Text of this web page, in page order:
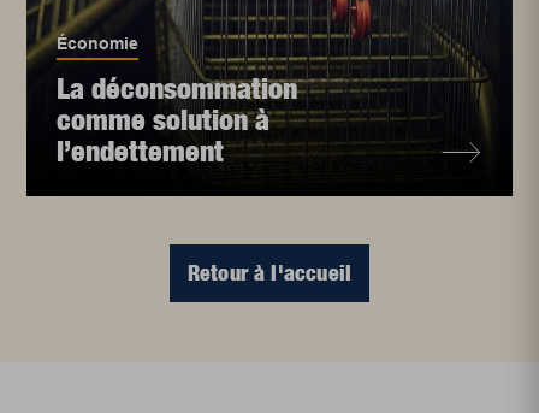
Économie
La déconsommation
comme solution à
l’endettement
Retour à l'accueil